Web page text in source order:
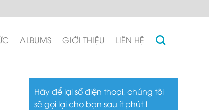
ALBUMS GIỚI THIỆU LIÊN HỆ
Hãy để lại số điện thoại, chúng tôi
sẽ gọi lại cho bạn sau ít phút !